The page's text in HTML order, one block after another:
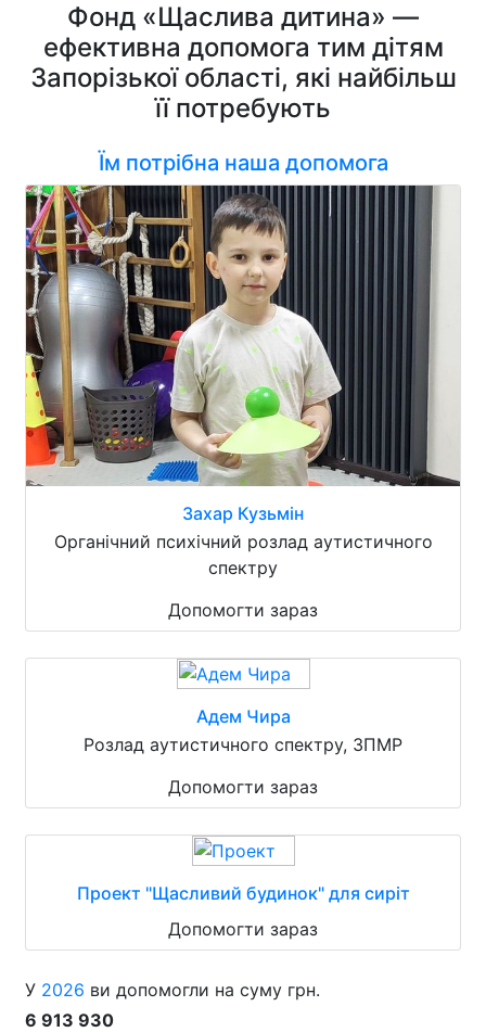
Фонд «Щаслива дитина» —
ефективна допомога тим дітям
Запорізької області, які найбільш
її потребують
Їм потрібна наша допомога
Захар Кузьмін
Органічний психічний розлад аутистичного
спектру
Допомогти зараз
Адем Чира
Розлад аутистичного спектру, ЗПМР
Допомогти зараз
Проект "Щасливий будинок" для сиріт
Допомогти зараз
У 2026 ви допомогли на суму грн.
6 913 930